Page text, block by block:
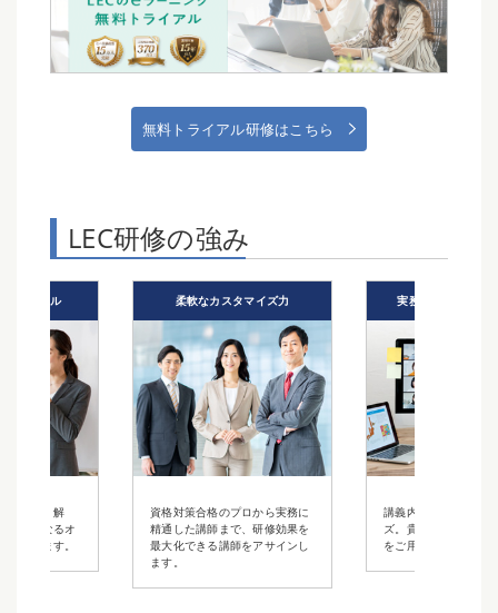
無料トライアル研修はこちら
LEC研修の強み
マイズ力
ロから実務に
、研修効果を
をアサインし
実務・講義経験豊富な講師
講義内容は柔軟にカスタマイ
ズ。貴社だけのオリジナル研修
をご用意いたします。
法律・会計教育
講師派遣・WEB配信
ングから双方向オン
まで、最適な研修ス